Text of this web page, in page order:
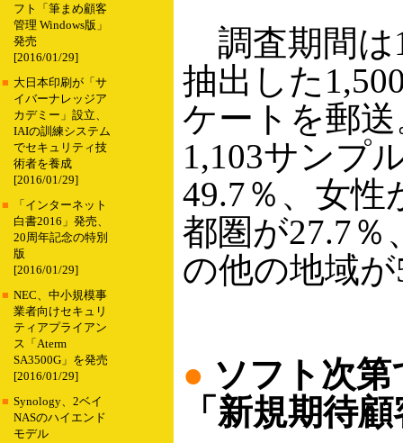
フト「筆まめ顧客
管理 Windows版」
発売
[2016/01/29]
■ 大日本印刷が「サ
イバーナレッジア
カデミー」設立、
IAIの訓練システム
でセキュリティ技
術者を養成
[2016/01/29]
■
「インターネット
白書2016」発売、
20周年記念の特別
版
[2016/01/29]
■ NEC、中小規模事
業者向けセキュリ
ティアプライアン
ス「Aterm
SA3500G」を発売
[2016/01/29]
■ Synology、2ベイ
NASのハイエンド
モデル
調査期間は
抽出した
ケートを郵
1,103サンプ
49.7％、女性
都圏が27.7％
の他の地域
● ソフト次
「新規期待